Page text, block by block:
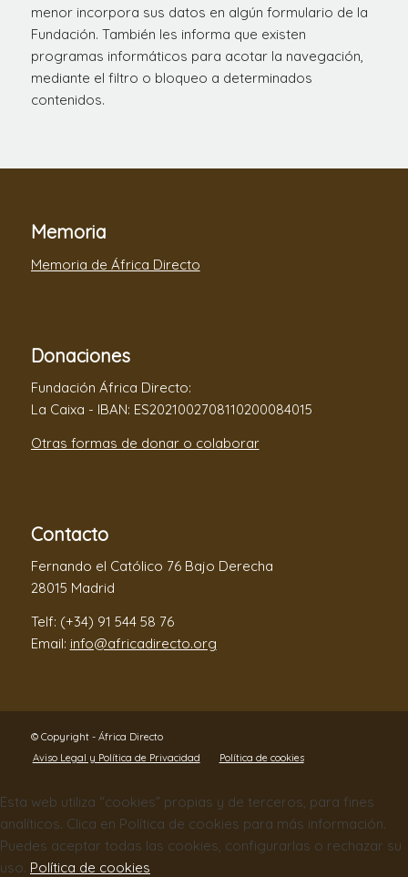
menor incorpora sus datos en algún formulario de la
Fundación. También les informa que existen
programas informáticos para acotar la navegación,
mediante el filtro o bloqueo a determinados
contenidos.
Memoria
Memoria de África Directo
Donaciones
Fundación África Directo:
La Caixa - IBAN: ES2021002708110200084015
Otras formas de donar o colaborar
Contacto
Fernando el Católico 76 Bajo Derecha
28015 Madrid
Telf: (+34) 91 544 58 76
Email: info@africadirecto.org
© Copyright - África Directo
Aviso Legal y Política de Privacidad
Política de cookies
Esta web utiliza “cookies” propias y de terceros, para fines
analíticos. Clica en Política de cookies para más información.
Puedes aceptar todas las cookies, configurarlas o rechazar su
uso. Política de cookies